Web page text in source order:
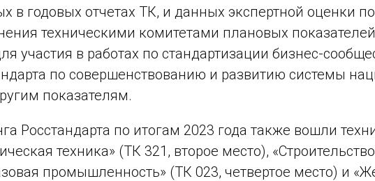
в годовых отчетах ТК, и данных экспертной оценки
техническими комитетами плановых показателей
участия в работах по стандартизации бизнес-
по совершенствованию и развитию системы
показателям.
Росстандарта по итогам 2023 года также вошли
техника» (ТК 321, второе место),
промышленность» (ТК 023, четвертое место) и